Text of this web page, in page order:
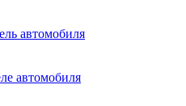
автомобиля
автомобиля